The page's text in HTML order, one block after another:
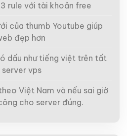
rule với tài khoản free
của thumb Youtube giúp
đẹp hơn
dấu như tiếng việt trên tất
vps
Việt Nam và nếu sai giờ
cho server đúng.